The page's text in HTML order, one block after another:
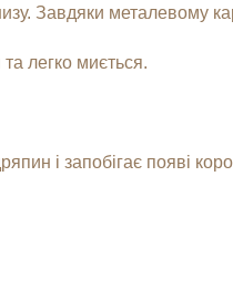
Завдяки металевому
легко миється.
і запобігає появі